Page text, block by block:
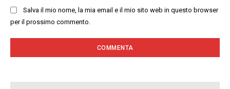
Salva il mio nome, la mia email e il mio sito web in questo browser
per il prossimo commento.